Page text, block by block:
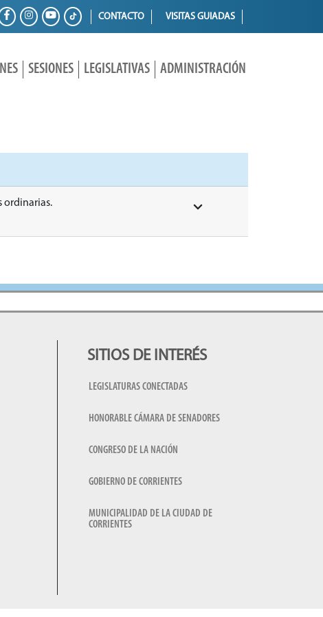
CONTACTO VISITAS GUIADAS
SESIONES LEGISLATIVAS ADMINISTRACIÓN
ordinarias.
SITIOS DE INTERÉS
LEGISLATURAS CONECTADAS
HONORABLE CÁMARA DE SENADORES
CONGRESO DE LA NACIÓN
GOBIERNO DE CORRIENTES
MUNICIPALIDAD DE LA CIUDAD DE
CORRIENTES